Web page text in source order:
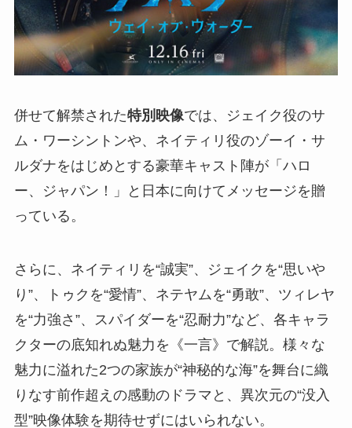
併せて解禁された特別映像では、ジェイク役のサ
ム・ワーシントンや、ネイティリ役のゾーイ・サ
ルダナをはじめとする豪華キャスト陣が「ハロ
ー、ジャパン！」と日本に向けてメッセージを贈
っている。
さらに、ネイティリを“誠実”、ジェイクを“思いや
り”、トゥクを“愛情”、ネテヤムを“勇敢”、ツィレヤ
を“力強さ”、スパイダーを“忍耐力”など、各キャラ
クターの底知れぬ魅力を《一言》で解説。様々な
魅力に溢れた2つの家族が“神秘的な海”を舞台に織
りなす前作超えの感動のドラマと、異次元の“没入
型”映像体験を期待せずにはいられない。